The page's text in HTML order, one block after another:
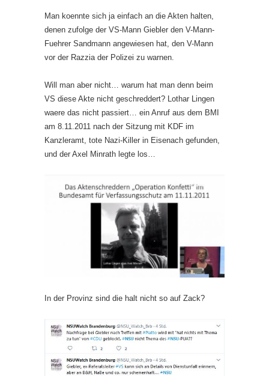
Man koennte sich ja einfach an die Akten halten,
denen zufolge der VS-Mann Giebler den V-Mann-
Fuehrer Sandmann angewiesen hat, den V-Mann
vor der Razzia der Polizei zu warnen.
Will man aber nicht… warum hat man denn beim
VS diese Akte nicht geschreddert? Lothar Lingen
waere das nicht passiert… ein Anruf aus dem BMI
am 8.11.2011 nach der Sitzung mit KDF im
Kanzleramt, tote Nazi-Killer in Eisenach gefunden,
und der Axel Minrath legte los…
In der Provinz sind die halt nicht so auf Zack?